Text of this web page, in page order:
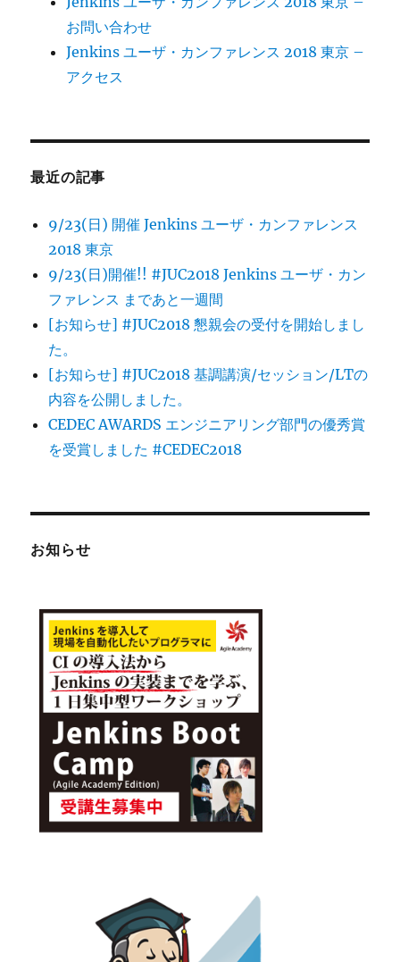
お問い合わせ
Jenkins ユーザ・カンファレンス 2018 東京 –
アクセス
最近の記事
9/23(日) 開催 Jenkins ユーザ・カンファレンス
2018 東京
9/23(日)開催!! #JUC2018 Jenkins ユーザ・カン
ファレンス まであと一週間
[お知らせ] #JUC2018 懇親会の受付を開始しまし
た。
[お知らせ] #JUC2018 基調講演/セッション/LTの
内容を公開しました。
CEDEC AWARDS エンジニアリング部門の優秀賞
を受賞しました #CEDEC2018
お知らせ